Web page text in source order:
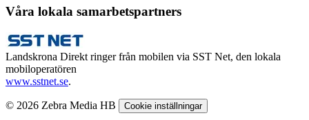
Våra lokala samarbetspartners
Landskrona Direkt ringer från mobilen via SST Net, den lokala
mobiloperatören
www.sstnet.se.
© 2026 Zebra Media HB Cookie inställningar